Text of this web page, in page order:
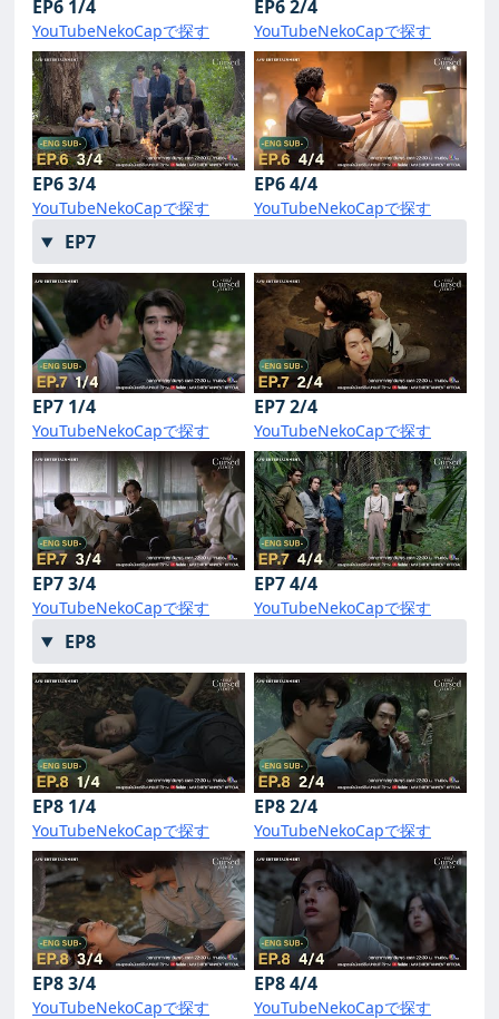
EP6 1/4
YouTubeNekoCapで探す
EP6 2/4
YouTubeNekoCapで探す
EP6 3/4
YouTubeNekoCapで探す
EP6 4/4
YouTubeNekoCapで探す
EP7
EP7 1/4
YouTubeNekoCapで探す
EP7 2/4
YouTubeNekoCapで探す
EP7 3/4
YouTubeNekoCapで探す
EP7 4/4
YouTubeNekoCapで探す
EP8
EP8 1/4
YouTubeNekoCapで探す
EP8 2/4
YouTubeNekoCapで探す
EP8 3/4
YouTubeNekoCapで探す
EP8 4/4
YouTubeNekoCapで探す